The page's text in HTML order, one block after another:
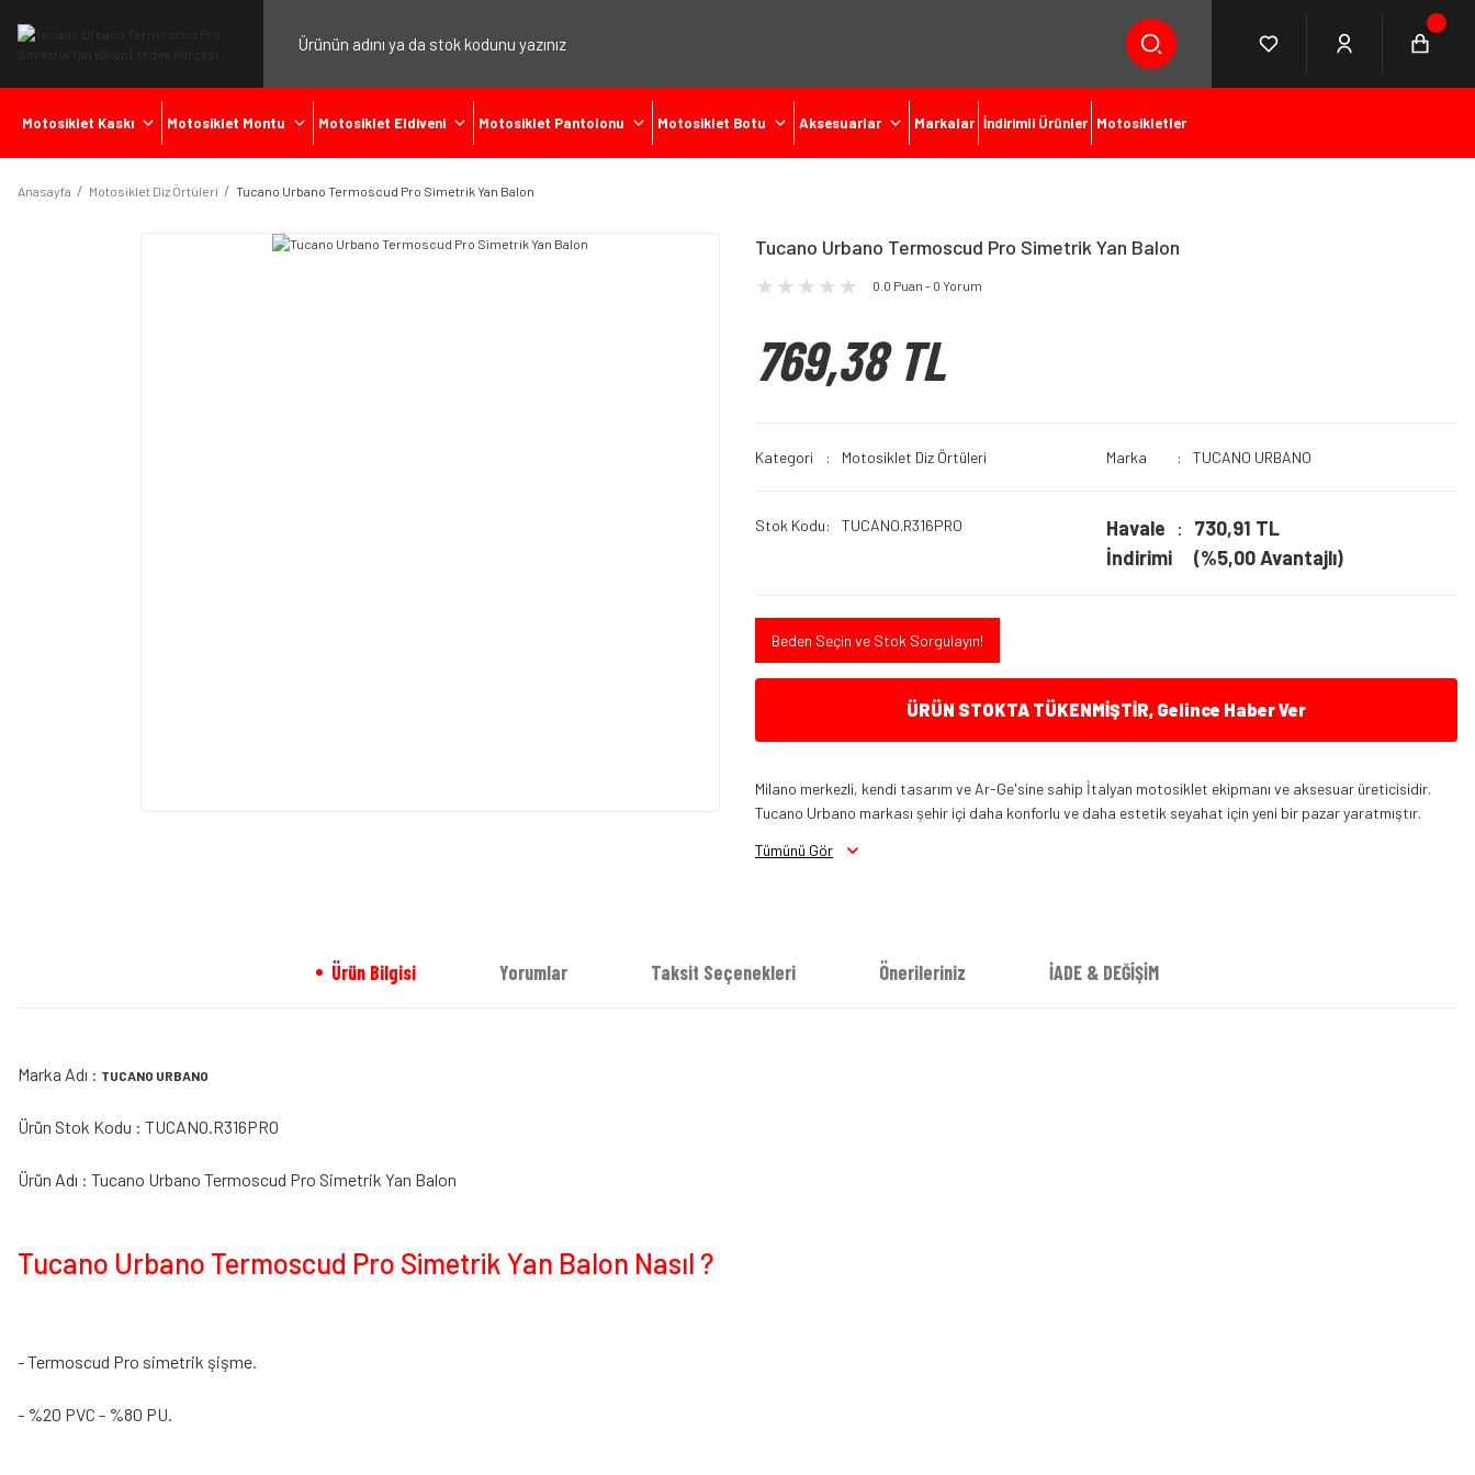
Motosiklet Kaskı Motosiklet Montu Motosiklet Eldiveni Motosiklet Pantolonu Motosiklet Botu Aksesuarlar Markalar İndirimli Ürünler Motosikletler
Anasayfa Motosiklet Diz Örtüleri Tucano Urbano Termoscud Pro Simetrik Yan Balon
Tucano Urbano Termoscud Pro Simetrik Yan Balon
0.0 Puan - 0 Yorum
769,38 TL
Kategori Motosiklet Diz Örtüleri Marka TUCANO URBANO
Stok Kodu TUCANO.R316PRO
Havale
İndirimi
730,91 TL
(%5,00 Avantajlı)
Beden Seçin ve Stok Sorgulayın!
ÜRÜN STOKTA TÜKENMİŞTİR, Gelince Haber Ver
Milano merkezli, kendi tasarım ve Ar-Ge'sine sahip İtalyan motosiklet ekipmanı ve aksesuar üreticisidir.
Tucano Urbano markası şehir içi daha konforlu ve daha estetik seyahat için yeni bir pazar yaratmıştır.
Tümünü Gör
Ürün Bilgisi Yorumlar Taksit Seçenekleri Önerileriniz İADE & DEĞİŞİM
Marka Adı : TUCANO URBANO
Ürün Stok Kodu : TUCANO.R316PRO
Ürün Adı : Tucano Urbano Termoscud Pro Simetrik Yan Balon
Tucano Urbano Termoscud Pro Simetrik Yan Balon Nasıl ?
- Termoscud Pro simetrik şişme.
- %20 PVC - %80 PU.